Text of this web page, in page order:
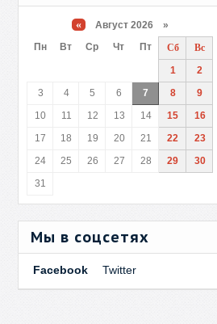
« Август 2026 »
Пн
Вт Ср Чт Пт Сб
Вс
1
2
3
4 5 6 7 8
9
10
11 12 13 14 15
16
17
18 19 20 21 22
23
24
25 26 27 28 29
30
31
Мы в соцсетях
Facebook Twitter